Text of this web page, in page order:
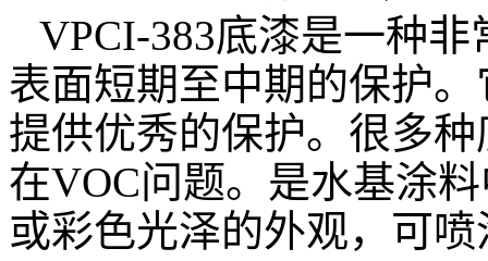
VPCI-383底漆是一种非
表面短期至中期的保护
提供优秀的保护。很多
在VOC问题。是水基涂
或彩色光泽的外观，可喷